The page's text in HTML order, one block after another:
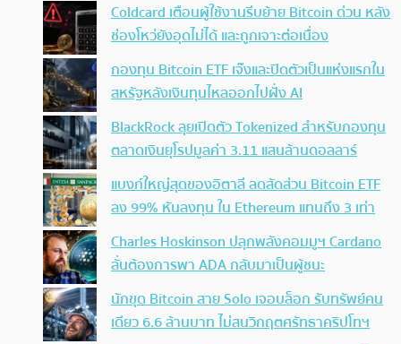
Coldcard เตือนผู้ใช้งานรีบย้าย Bitcoin ด่วน หลัง
ช่องโหว่ยังอุดไม่ได้ และถูกเจาะต่อเนื่อง
กองทุน Bitcoin ETF เจ๊งและปิดตัวเป็นแห่งแรกใน
สหรัฐหลังเงินทุนไหลออกไปฝั่ง AI
BlackRock ลุยเปิดตัว Tokenized สำหรับกองทุน
ตลาดเงินยุโรปมูลค่า 3.11 แสนล้านดอลลาร์
แบงก์ใหญ่สุดของอิตาลี ลดสัดส่วน Bitcoin ETF
ลง 99% หันลงทุน ใน Ethereum แทนถึง 3 เท่า
Charles Hoskinson ปลุกพลังคอมมูฯ Cardano
ลั่นต้องการพา ADA กลับมาเป็นผู้ชนะ
นักขุด Bitcoin สาย Solo เจอบล็อก รับทรัพย์คน
เดียว 6.6 ล้านบาท ไม่สนวิกฤตศรัทธาคริปโทฯ